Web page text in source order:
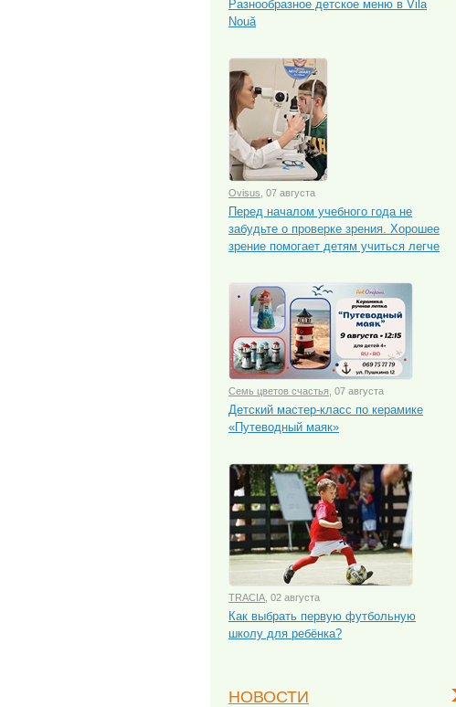
Разнообразное детское меню в Vila
Nouă
Ovisus , 07 августа
Перед началом учебного года не
забудьте о проверке зрения. Хорошее
зрение помогает детям учиться легче
Семь цветов счастья , 07 августа
Детский мастер-класс по керамике
«Путеводный маяк»
TRACIA , 02 августа
Как выбрать первую футбольную
школу для ребёнка?
НОВОСТИ